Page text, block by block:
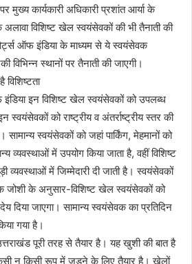
मुख्य कार्यकारी अधिकारी प्रशांत आर्या के
विशिष्ट खेल स्वयंसेवकों की भी तैनाती की
ऑफ इंडिया के माध्यम से ये स्वयंसेवक
विभिन्न स्थानों पर तैनाती की जाएगी।
इन विशिष्ट खेल स्वयंसेवकों को उपलब्ध
स्वयंसेवकों को राष्ट्रीय व अंतर्राष्ट्रीय स्तर की
सामान्य स्वयंसेवकों को जहां पार्किंग, मेहमानों को
व्यवस्थाओं में उपयोग किया जाता है, वहीं विशिष्ट
में जिम्मेदारी दी जाती है। स्वयंसेवकों
जोशी के अनुसार-विशिष्ट खेल स्वयंसेवकों को
दिया जाएगा। सामान्य स्वयंसेवक का प्रतिदिन
गया है।
पूरी तरह से तैयार है। यह खुशी की बात है
न किसी रूप में जुड़ने के लिए तैयार है। खेलों